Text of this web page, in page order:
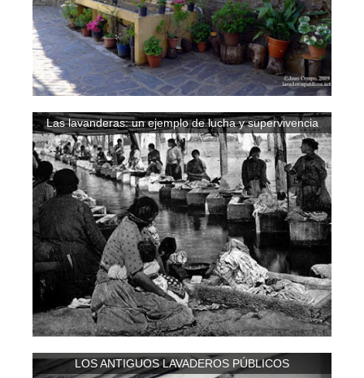
Las lavanderas: un ejemplo de lucha y supervivencia
LOS ANTIGUOS LAVADEROS PÚBLICOS